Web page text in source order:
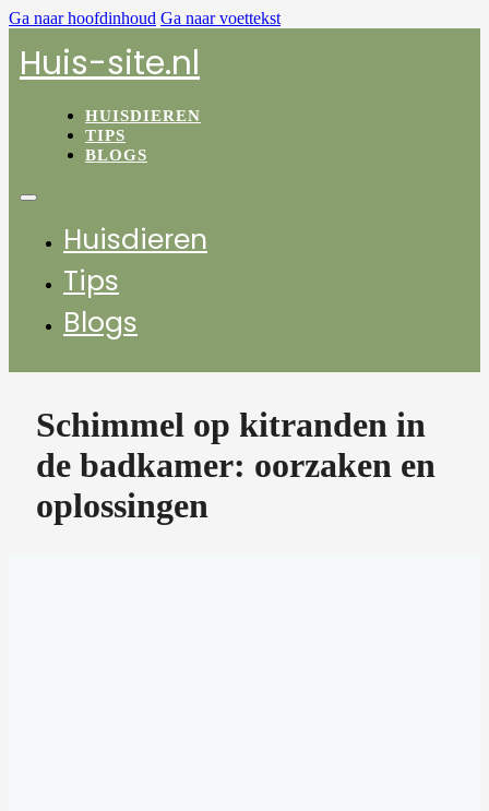
Ga naar hoofdinhoud Ga naar voettekst
Huis-site.nl
HUISDIEREN
TIPS
BLOGS
Huisdieren
Tips
Blogs
Schimmel op kitranden in
de badkamer: oorzaken en
oplossingen